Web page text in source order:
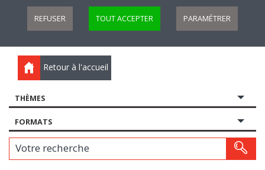
REFUSER TOUT ACCEPTER PARAMÉTRER
Retour à l'accueil
THÈMES
FORMATS
Votre recherche